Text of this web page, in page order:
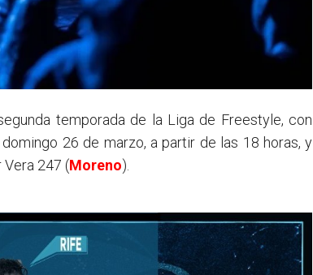
26 de marzo, a partir de las 18 horas, y
Vera 247 (Moreno).